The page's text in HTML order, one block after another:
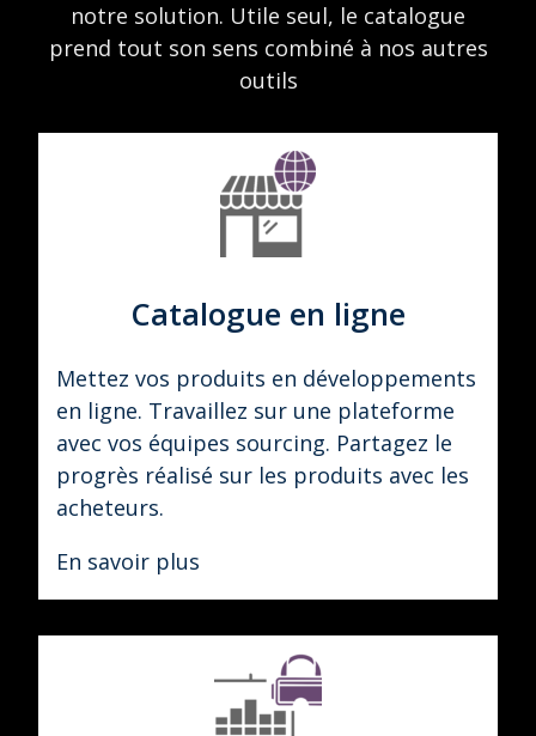
notre solution. Utile seul, le catalogue
prend tout son sens combiné à nos autres
outils
Catalogue en ligne
Mettez vos produits en développements
en ligne. Travaillez sur une plateforme
avec vos équipes sourcing. Partagez le
progrès réalisé sur les produits avec les
acheteurs.
En savoir plus